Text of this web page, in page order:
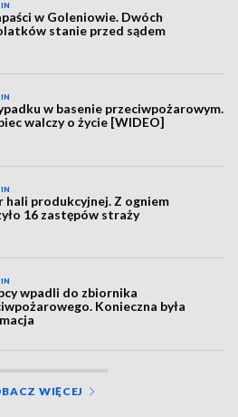
w Goleniowie. Dwóch
stanie przed sądem
w basenie przeciwpożarowym.
walczy o życie [WIDEO]
hali produkcyjnej. Z ogniem
16 zastępów straży
wpadli do zbiornika
Konieczna była
WIĘCEJ